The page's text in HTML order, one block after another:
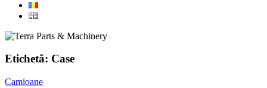
Etichetă: Case
Camioane